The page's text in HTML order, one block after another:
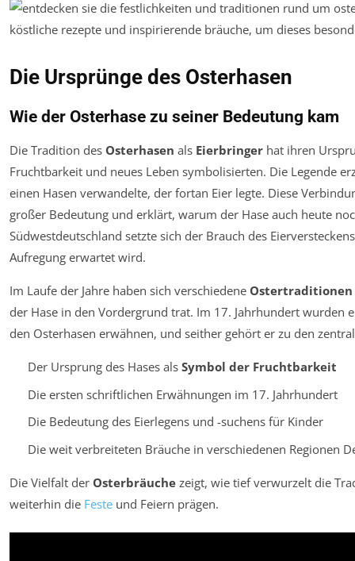
Die Ursprünge des Osterhasen
Wie der Osterhase zu seiner Bedeutung kam
Die Tradition des Osterhasen als Eierbringer hat ihren
Fruchtbarkeit und neues Leben symbolisierten. Die Legende
einen Hasen verwandelte, der fortan Eier legte. Diese
großer Bedeutung und erklärt, warum der Hase auch heute
Südwestdeutschland setzte sich der Brauch des
Aufregung erwartet wird.
Im Laufe der Jahre haben sich verschiedene Ostertraditionen
der Hase in den Vordergrund trat. Im 17. Jahrhundert wurden
den Osterhasen erwähnen, und seither gehört er zu den
Der Ursprung des Hases als Symbol der Fruchtbarkeit
Die ersten schriftlichen Erwähnungen im 17. Jahrhundert
Die Bedeutung des Eierlegens und -suchens für Kinder
Die weit verbreiteten Bräuche in verschiedenen Regionen
Die Vielfalt der Osterbräuche zeigt, wie tief verwurzelt die
weiterhin die Feste und Feiern prägen.